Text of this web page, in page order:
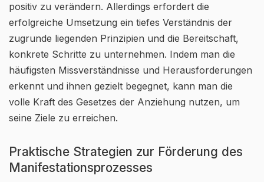
positiv zu verändern. Allerdings erfordert die
erfolgreiche Umsetzung ein tiefes Verständnis der
zugrunde liegenden Prinzipien und die Bereitschaft,
konkrete Schritte zu unternehmen. Indem man die
häufigsten Missverständnisse und Herausforderungen
erkennt und ihnen gezielt begegnet, kann man die
volle Kraft des Gesetzes der Anziehung nutzen, um
seine Ziele zu erreichen.
Praktische Strategien zur Förderung des
Manifestationsprozesses